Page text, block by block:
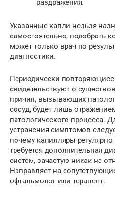
раздражения.
Указанные капли нельзя
самостоятельно, подобрать
может только врач по
диагностики.
Периодически
свидетельствуют о
причин, вызывающих
сосуд, будет лишь
патологического процесса.
устранения симптомов
почему капилляры
требуется дополнительная
систем, зачастую никак не
Направляет на
офтальмолог или терапевт.